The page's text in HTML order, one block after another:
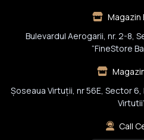
Magazin
Bulevardul Aerogarii, nr. 2-8,
“FineStore
Șoseaua Virtuții, nr 56E, Sector
Call